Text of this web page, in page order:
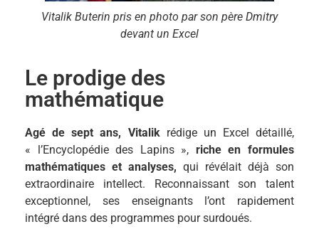
Vitalik Buterin pris en photo par son père Dmitry
devant un Excel
Le prodige des
mathématique
Agé de sept ans, Vitalikrédige un Excel détaillé,
« l’Encyclopédie des Lapins », riche en formules
mathématiques et analyses, qui révélait déjà son
extraordinaire intellect. Reconnaissant son talent
exceptionnel, ses enseignants l’ont rapidement
intégré dans des programmes pour surdoués.